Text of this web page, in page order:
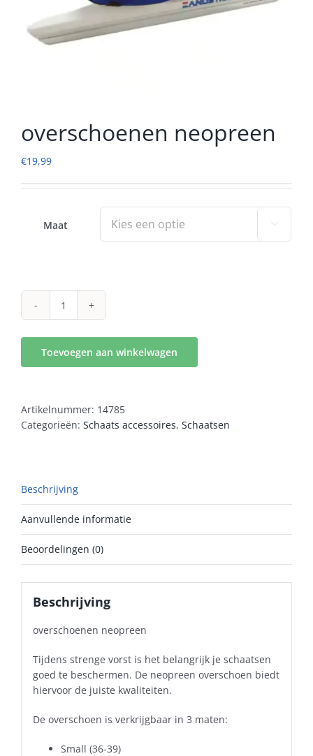
overschoenen neopreen
€19,99
Maat 
overschoenen
Toevoegen aan winkelwagen
Artikelnummer: 14785
Categorieën: Schaats accessoires, Schaatsen
Beschrijving
Aanvullende informatie
Beoordelingen (0)
Beschrijving
overschoenen neopreen
Tijdens strenge vorst is het belangrijk je schaatsen
goed te beschermen. De neopreen overschoen biedt
hiervoor de juiste kwaliteiten.
De overschoen is verkrijgbaar in 3 maten:
Small (36-39)